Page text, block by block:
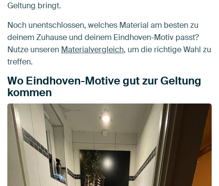
Geltung bringt.
Noch unentschlossen, welches Material am besten zu
deinem Zuhause und deinem Eindhoven-Motiv passt?
Nutze unseren Materialvergleich, um die richtige Wahl zu
treffen.
Wo Eindhoven-Motive gut zur Geltung
kommen